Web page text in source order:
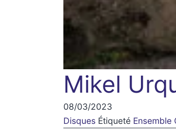
Mikel
08/03/2023
Disques Étiqueté Ensemble